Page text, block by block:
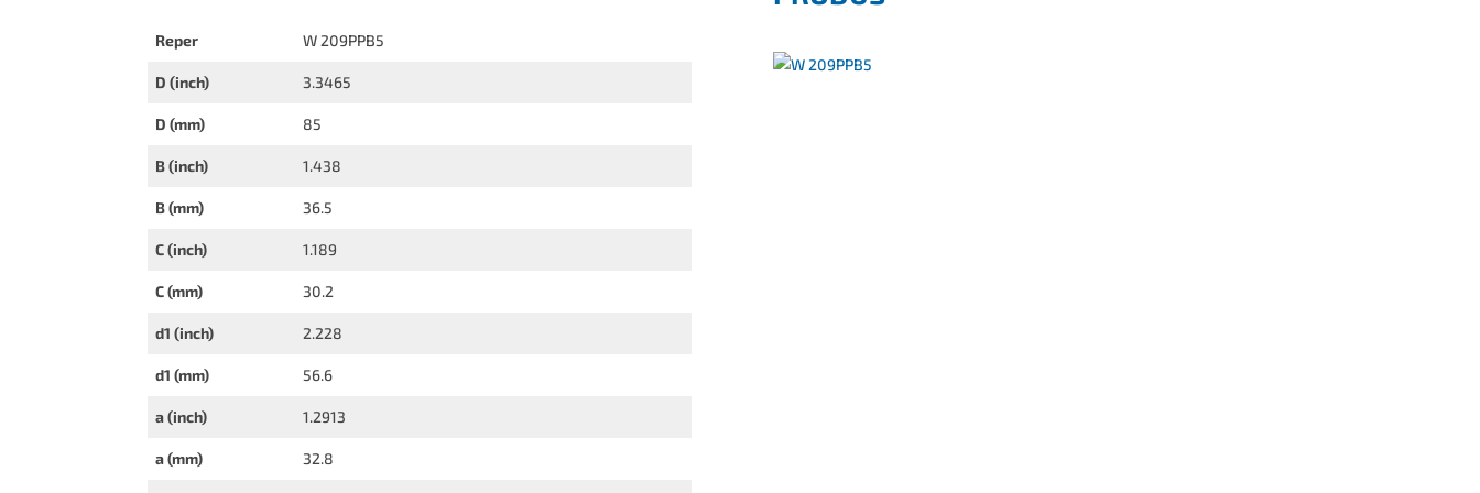
Reper W 209PPB5
D (inch) 3.3465
D (mm) 85
B (inch) 1.438
B (mm) 36.5
C (inch) 1.189
C (mm) 30.2
d1 (inch) 2.228
d1 (mm) 56.6
a (inch) 1.2913
a (mm) 32.8